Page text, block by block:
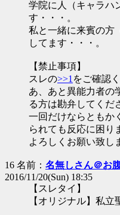
学院に人（キャラハ
す・・・。
私と一緒に来賓の方
してます・・・。
【禁止事項】
スレの>>1 をご確認
あ、あと異能力者の
る方は勘弁してくだ
一回だけならともか
られても反応に困り
よろしくお願い致し
16 名前： 名無しさん＠お
2016/11/20(Sun) 18:35
【スレタイ】
【オリジナル】私立